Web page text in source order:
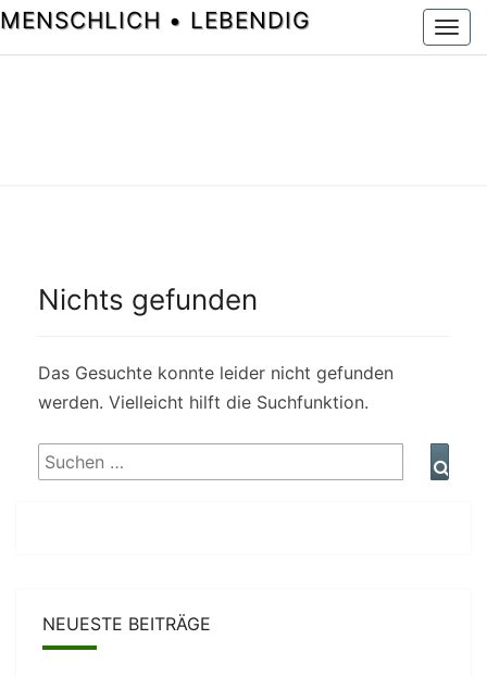
MENSCHLICH • LEBENDIG
Nichts
Nichts gefunden
Das Gesuchte konnte leider nicht gefunden
werden. Vielleicht hilft die Suchfunktion.
Suchen
nach:
NEUESTE BEITRÄGE